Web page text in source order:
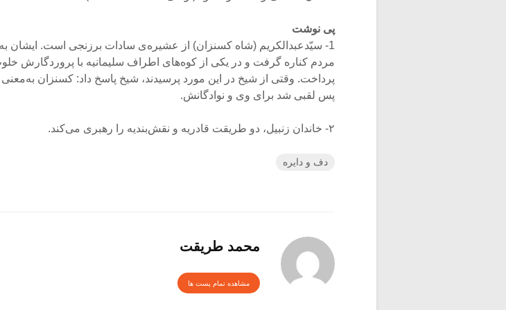
پی نوشت
1- سیّدعبدالکریم (شاه کسنزان) از عشیره‌ی سادات برزنجی است. ایشان
مردم کناره گرفت و در یکی از کوه‌های اطراف سلیمانیه با پروردگارش
پرداخت. وقتی از شیخ در این مورد پرسیدند، شیخ پاسخ داد: کسنزان
پس لقبی شد برای وی و نوادگانش.
۲- خاندان زنبیل، دو طریقت قادریه و نقش‌بندیه را رهبری می‌کند.
دف و دایره
محمد طریقت
مشاهده تمام پست ها